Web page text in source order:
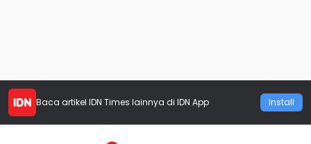
Baca artikel IDN Times lainnya di IDN App Install